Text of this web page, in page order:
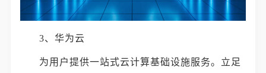
3、华为云
为用户提供一站式云计算基础设施服务。立足